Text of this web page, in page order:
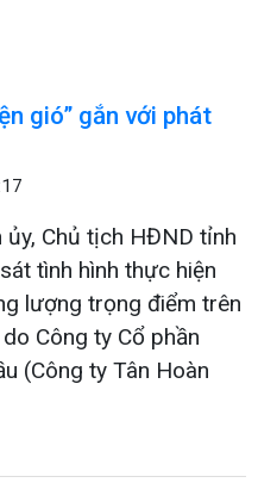
gió” gắn với phát
Chủ tịch HĐND tỉnh
tình hình thực hiện
lượng trọng điểm trên
Công ty Cổ phần
(Công ty Tân Hoàn